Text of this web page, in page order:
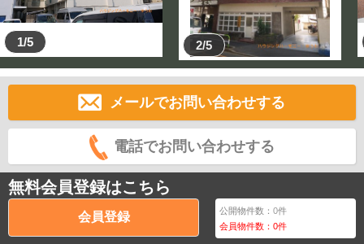
1/5 2/5
メールでお問い合わせする
電話でお問い合わせする
無料会員登録はこちら
会員登録 公開物件数：0件
会員物件数：0件